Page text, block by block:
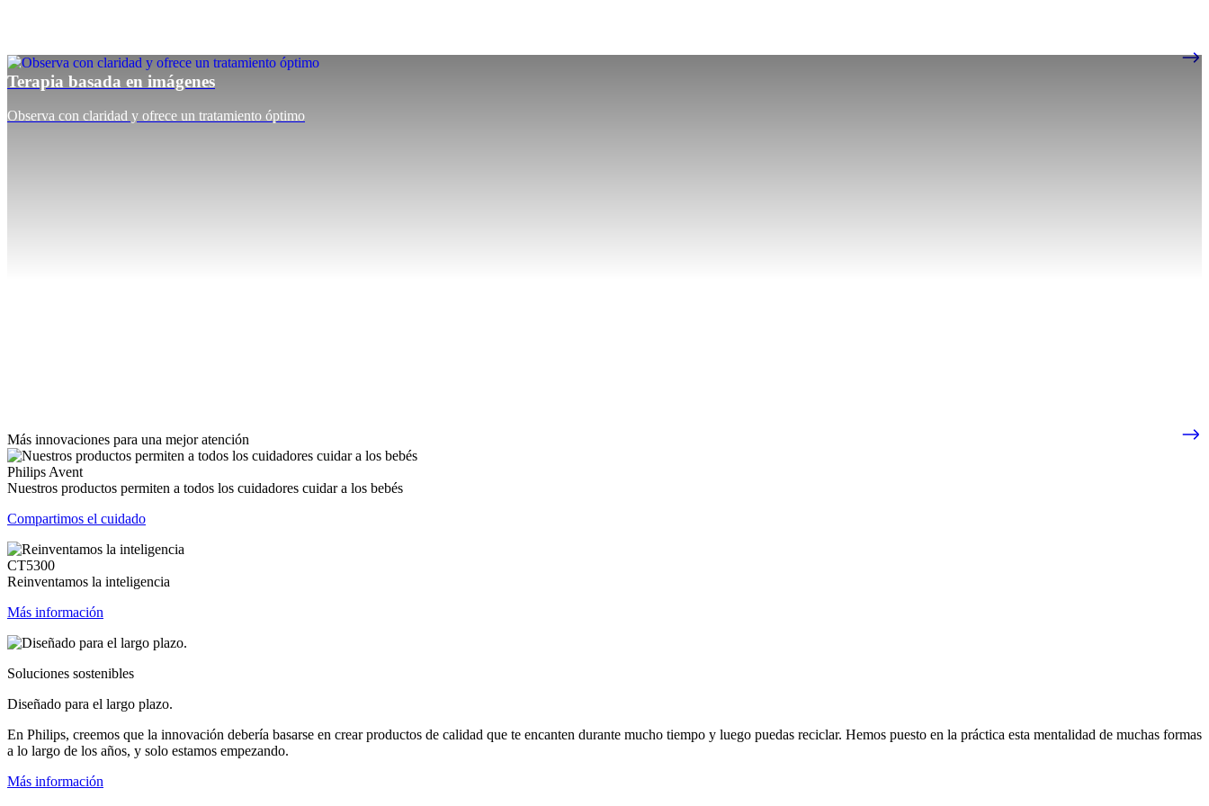
Terapia basada en imágenes
Observa con claridad y ofrece un tratamiento óptimo
Más innovaciones para una mejor atención
Philips Avent
Nuestros productos permiten a todos los cuidadores cuidar a los bebés
Compartimos el cuidado
CT5300
Reinventamos la inteligencia
Más información
Soluciones sostenibles
Diseñado para el largo plazo.
En Philips, creemos que la innovación debería basarse en crear productos de calidad que te encanten durante mucho tiempo y luego puedas reciclar. Hemos puesto en la práctica esta mentalidad de muchas formas
a lo largo de los años, y solo estamos empezando.
Más información